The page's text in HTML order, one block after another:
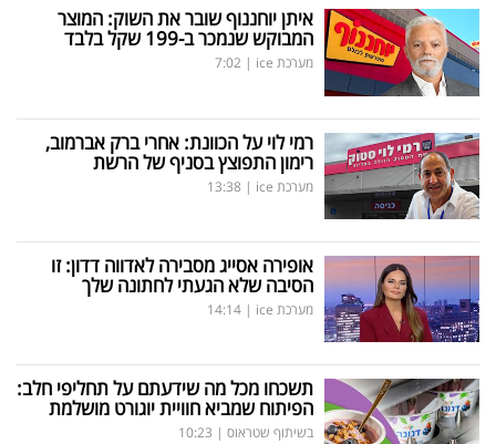
איתן יוחננוף שובר את השוק: המוצר
המבוקש שנמכר ב-199 שקל בלבד
מערכת ice |
7:02
רמי לוי על הכוונת: אחרי ברק אברמוב,
רימון התפוצץ בסניף של הרשת
מערכת ice |
13:38
אופירה אסייג מסבירה לאדווה דדון: זו
הסיבה שלא הגעתי לחתונה שלך
מערכת ice |
14:14
תשכחו מכל מה שידעתם על תחליפי חלב:
הפיתוח שמביא חוויית יוגורט מושלמת
בשיתוף שטראוס |
10:23